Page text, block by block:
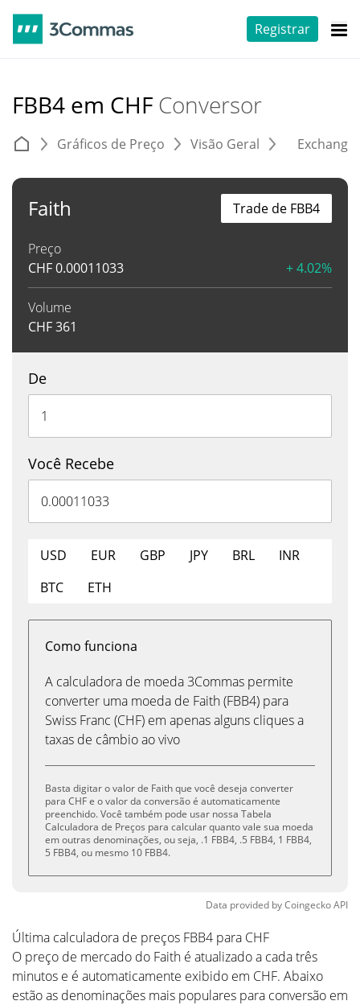
Registrar
FBB4 em CHF Conversor
Gráficos de Preço Visão Geral
Faith
Preço
CHF0.00011033 + 4.02%
Volume
CHF361
Trade de FBB4
De
Você Recebe
USD EUR GBP JPY BRL
INR
BTC
ETH
Como funciona
A calculadora de moeda 3Commas permite
converter uma moeda de Faith (FBB4) para
Swiss Franc (CHF) em apenas alguns cliques a
taxas de câmbio ao vivo
Basta digitar o valor de Faith que você deseja converter
para CHF e o valor da conversão é automaticamente
preenchido. Você também pode usar nossa Tabela
Calculadora de Preços para calcular quanto vale sua moeda
em outras denominações, ou seja, .1 FBB4, .5 FBB4, 1 FBB4,
5 FBB4, ou mesmo 10 FBB4.
Data provided byCoingeckoAPI
Última calculadora de preços FBB4 para CHF
O preço de mercado do Faith é atualizado a cada três
minutos e é automaticamente exibido em CHF. Abaixo
estão as denominações mais populares para conversão em